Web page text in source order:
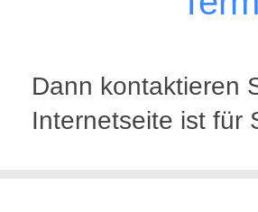
Dann kontaktieren
Internetseite ist für